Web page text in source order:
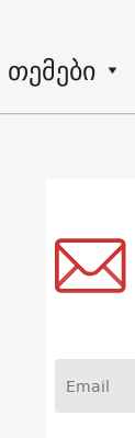
თემები